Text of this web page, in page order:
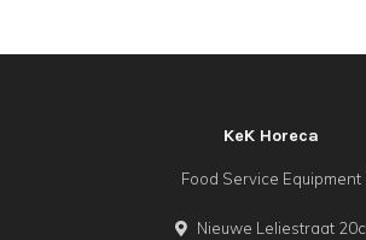
KeK Horeca
Food Service Equipment
Nieuwe Leliestraat 20c